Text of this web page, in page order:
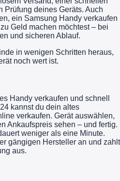
Prüfung deines Geräts. Auch
ein Samsung Handy verkaufen
Geld machen möchtest – bei
und sicheren Ablauf.
in wenigen Schritten heraus,
noch wert ist.
Handy verkaufen und schnell
kannst du dein altes
verkaufen. Gerät auswählen,
Ankaufspreis sehen – und fertig.
weniger als eine Minute.
gängigen Hersteller an und zahlt
aus.